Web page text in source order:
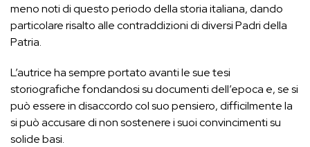
meno noti di questo periodo della storia italiana, dando
particolare risalto alle contraddizioni di diversi Padri della
Patria.
L’autrice ha sempre portato avanti le sue tesi
storiografiche fondandosi su documenti dell’epoca e, se si
può essere in disaccordo col suo pensiero, difficilmente la
si può accusare di non sostenere i suoi convincimenti su
solide basi.